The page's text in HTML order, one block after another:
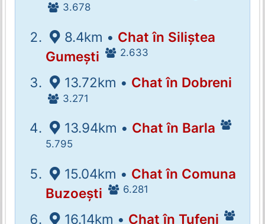
3.678
8.4km • Chat în Siliștea
Gumești
2.633
13.72km • Chat în Dobreni
3.271
13.94km • Chat în Barla
5.795
15.04km • Chat în Comuna
Buzoești
6.281
16.14km • Chat în Tufeni